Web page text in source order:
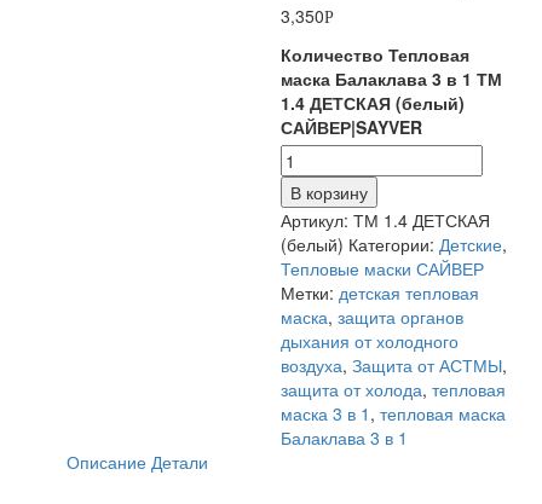
3,350Р
Количество Тепловая
маска Балаклава 3 в 1 ТМ
1.4 ДЕТСКАЯ (белый)
САЙВЕР|SAYVER
В корзину
Артикул:ТМ 1.4 ДЕТСКАЯ
(белый) Категории:Детские,
Тепловые маски САЙВЕР
Метки:детская тепловая
маска,защита органов
дыхания от холодного
воздуха,Защита от АСТМЫ,
защита от холода,тепловая
маска 3 в 1 ,тепловая маска
Балаклава 3 в 1
Описание Детали